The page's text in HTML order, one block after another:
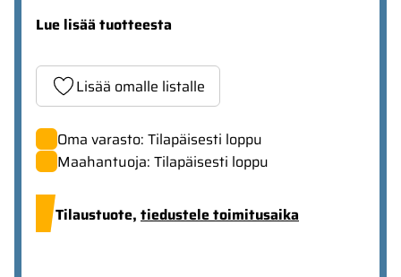
Lue lisää tuotteesta
Lisää omalle listalle
Oma varasto: Tilapäisesti loppu
Maahantuoja: Tilapäisesti loppu
Tilaustuote, tiedustele toimitusaika